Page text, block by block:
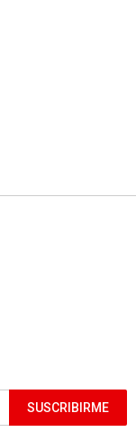
SUSCRIBIRME